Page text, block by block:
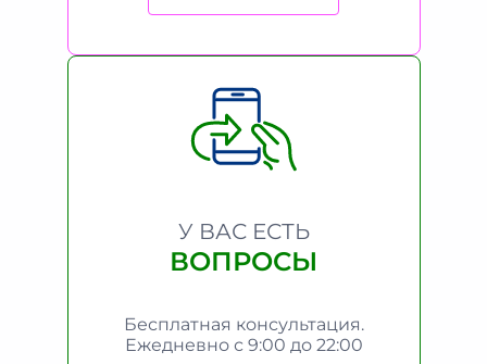
У ВАС ЕСТЬ
ВОПРОСЫ
Бесплатная консультация.
Ежедневно с 9:00 до 22:00